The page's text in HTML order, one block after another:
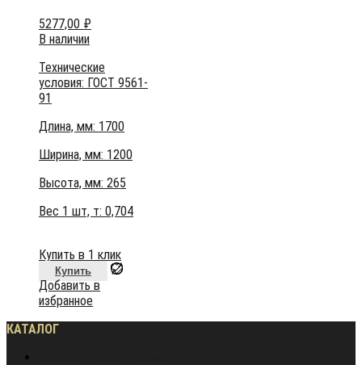
5277,00 ₽
В наличии
Технические
условия: ГОСТ 9561-
91
Длина, мм: 1700
Ширина, мм: 1200
Высота, мм: 265
Вес 1 шт, т: 0,704
Купить в 1 клик
Купить
Добавить в
избранное
КАТАЛОГ